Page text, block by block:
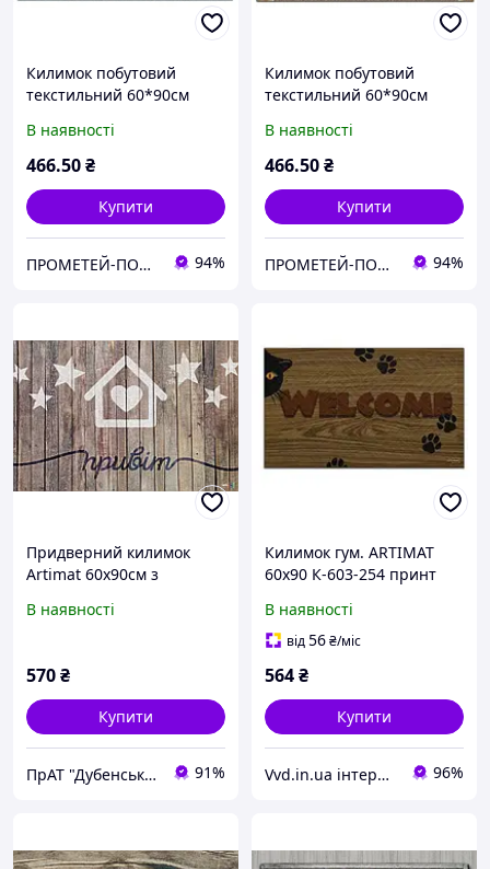
Килимок побутовий
текстильний 60*90см
В наявності
466.50₴
Купити
ПРОМЕТЕЙ-ПОСУД 94%
Килимок побутовий
текстильний 60*90см
В наявності
466.50₴
Купити
ПРОМЕТЕЙ-ПОСУД 94%
Придверний килимок
Artimat 60х90см з
основі К-603-32-1
В наявності
570₴
Купити
ПрАТ "Дубенський завод ГТВ" 91%
Килимок гум. ARTIMAT
60х90 К-603-254 принт
В наявності
від56₴/міс
564₴
Купити
Vvd.in.ua інтернет-магазин «Все до Дому» 96%